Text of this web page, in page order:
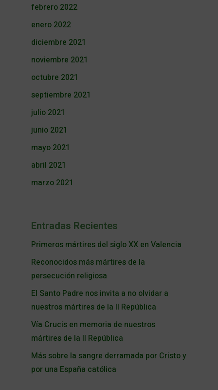
febrero 2022
enero 2022
diciembre 2021
noviembre 2021
octubre 2021
septiembre 2021
julio 2021
junio 2021
mayo 2021
abril 2021
marzo 2021
Entradas Recientes
Primeros mártires del siglo XX en Valencia
Reconocidos más mártires de la
persecución religiosa
El Santo Padre nos invita a no olvidar a
nuestros mártires de la II República
Vía Crucis en memoria de nuestros
mártires de la II República
Más sobre la sangre derramada por Cristo y
por una España católica